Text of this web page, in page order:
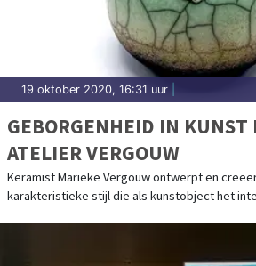
19 oktober 2020, 16:31 uur
GEBORGENHEID IN KUNST
ATELIER VERGOUW
Keramist Marieke Vergouw ontwerpt en
karakteristieke stijl die als kunstobject het